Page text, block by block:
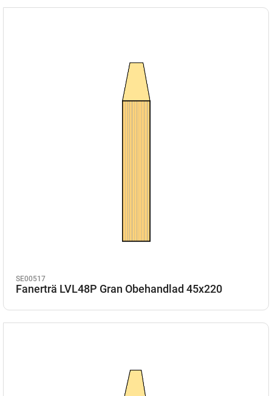
SE00517
Fanerträ LVL48P Gran Obehandlad 45x220